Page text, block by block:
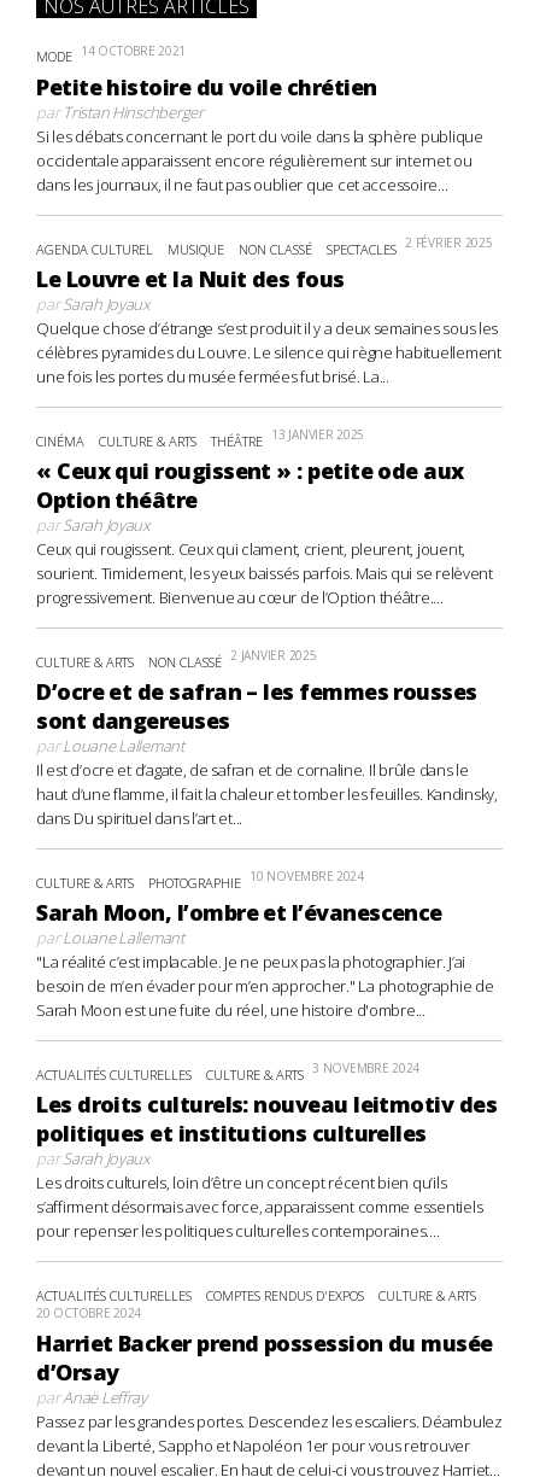
NOS AUTRES ARTICLES
MODE 14 OCTOBRE 2021
Petite histoire du voile chrétien
parTristan Hinschberger
Si les débats concernant le port du voile dans la sphère publique
occidentale apparaissent encore régulièrement sur internet ou
dans les journaux, il ne faut pas oublier que cet accessoire...
AGENDA CULTUREL MUSIQUE NON CLASSÉ SPECTACLES 2 FÉVRIER 2025
Le Louvre et la Nuit des fous
parSarah Joyaux
Quelque chose d’étrange s’est produit il y a deux semaines sous les
célèbres pyramides du Louvre. Le silence qui règne habituellement
une fois les portes du musée fermées fut brisé. La...
CINÉMA CULTURE & ARTS THÉÂTRE 13 JANVIER 2025
« Ceux qui rougissent » : petite ode aux
Option théâtre
parSarah Joyaux
Ceux qui rougissent. Ceux qui clament, crient, pleurent, jouent,
sourient. Timidement, les yeux baissés parfois. Mais qui se relèvent
progressivement. Bienvenue au cœur de l’Option théâtre....
CULTURE & ARTS NON CLASSÉ 2 JANVIER 2025
D’ocre et de safran – les femmes rousses
sont dangereuses
parLouane Lallemant
Il est d’ocre et d’agate, de safran et de cornaline. Il brûle dans le
haut d’une flamme, il fait la chaleur et tomber les feuilles. Kandinsky,
dans Du spirituel dans l’art et...
CULTURE & ARTS PHOTOGRAPHIE 10 NOVEMBRE 2024
Sarah Moon, l’ombre et l’évanescence
parLouane Lallemant
"La réalité c’est implacable. Je ne peux pas la photographier. J’ai
besoin de m’en évader pour m’en approcher." La photographie de
Sarah Moon est une fuite du réel, une histoire d'ombre...
ACTUALITÉS CULTURELLES CULTURE & ARTS 3 NOVEMBRE 2024
Les droits culturels: nouveau leitmotiv des
politiques et institutions culturelles
parSarah Joyaux
Les droits culturels, loin d’être un concept récent bien qu’ils
s’affirment désormais avec force, apparaissent comme essentiels
pour repenser les politiques culturelles contemporaines....
ACTUALITÉS CULTURELLES COMPTES RENDUS D'EXPOS CULTURE & ARTS
20 OCTOBRE 2024
Harriet Backer prend possession du musée
d’Orsay
parAnaë Leffray
Passez par les grandes portes. Descendez les escaliers. Déambulez
devant la Liberté, Sappho et Napoléon 1er pour vous retrouver
devant un nouvel escalier. En haut de celui-ci vous trouvez Harriet...